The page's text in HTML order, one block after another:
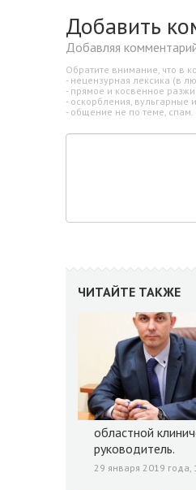
Добавить
Добавляя
Обратите внимание, что в
- нецензурная лексика (в
- прямое и косвенное
- оскорбления, вульгарные
- общение не по теме, спам.
ЧИТАЙТЕ ТАКЖЕ
областной
руководитель.
29 января 2019 года,